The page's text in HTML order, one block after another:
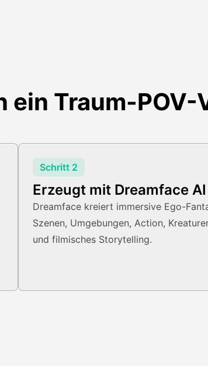
ein Traum-
Schritt 2
Erzeugt mit Dreamface AI
Dreamface kreiert immersive Ego-
Szenen, Umgebungen, Action,
und filmisches Storytelling.